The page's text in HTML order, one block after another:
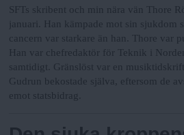
SFTs skribent och min nära vän Thore
januari.
Han kämpade mot sin sjukdom
cancern var starkare än han. Thore var
Han var chefredaktör för Teknik i
samtidigt. Gränslöst var en
Gudrun bekostade själva, eftersom de
emot statsbidrag.